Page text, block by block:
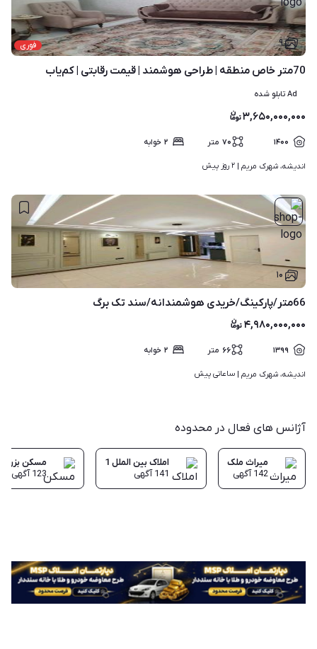
فوری ۹
70متر خاص منطقه | طراحی هوشمند | قیمت رقابتی | کم‌یاب
Ad تابلو شده
۳,۶۵۰,۰۰۰,۰۰۰
۱۴۰۰ ۷۰ متر ۲ خوابه
اندیشه، شهرک مریم | ۲ روز پیش
۱۰
66متر/پارکینگ/خریدی هوشمندانه/سند تک برگ
۴,۹۸۰,۰۰۰,۰۰۰
۱۳۹۹ ۶۶ متر ۲ خوابه
اندیشه، شهرک مریم | ساعاتی پیش
آژانس های فعال در محدوده
میراث ملک
142 آگهی
املاک بین الملل 1
141 آگهی
مسکن بزرگ MSP
123 آگهی